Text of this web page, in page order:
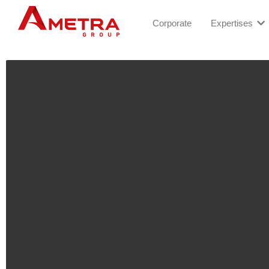
Corporate Expertises